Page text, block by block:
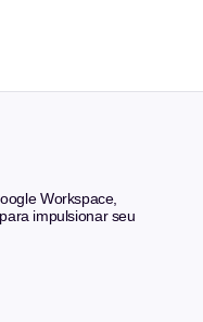
Workspace,
impulsionar seu